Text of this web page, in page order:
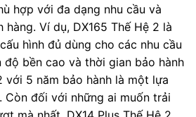
hợp với đa dạng nhu cầu và
hàng. Ví dụ, DX165 Thế Hệ 2 là
hình đủ dùng cho các nhu cầu
độ bền cao và thời gian bảo hành
với 5 năm bảo hành là một lựa
Còn đối với những ai muốn trải